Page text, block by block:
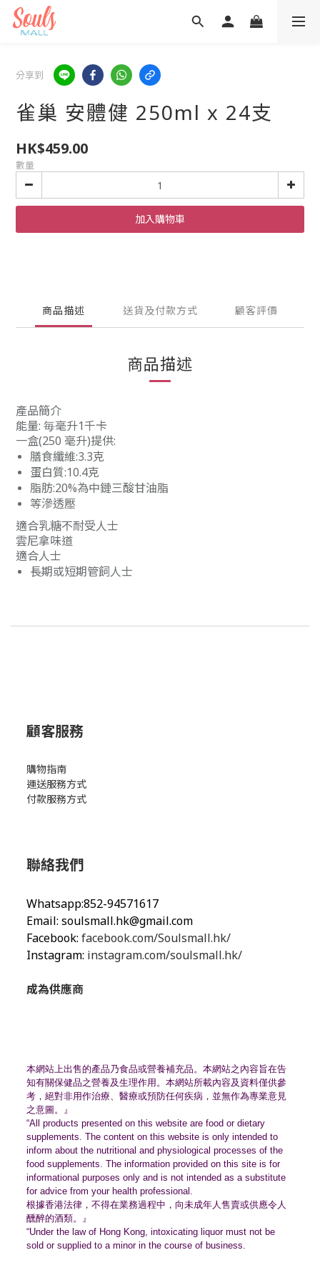
分享到
雀巢 安體健 250ml x 24支
HK$459.00
數量
加入購物車
商品描述 送貨及付款方式 顧客評價
商品描述
產品簡介
能量: 毎毫升1千卡
一盒(250 毫升)提供:
膳食纖維:3.3克
蛋白質:10.4克
脂肪:20%為中鏈三酸甘油脂
等滲透壓
適合乳糖不耐受人士
雲尼拿味道
適合人士
長期或短期管飼人士
顧客服務
購物指南
運送服務方式
付款服務方式
聯絡我們
Whatsapp:852-94571617
Email: soulsmall.hk@gmail.com
Facebook: facebook.com/Soulsmall.hk/
Instagram: instagram.com/soulsmall.hk/
成為供應商
本網站上出售的產品乃食品或營養補充品。 本網站之內容旨在告
知有關保健品之營養及生理作用。 本網站所載內容及資料僅供參
考，絕對非用作治療、 醫療或預防任何疾病，並無作為專業意見
之意圖。』
“All products presented on this website are food or dietary
supplements. The content on this website is only intended to
inform about the nutritional and physiological processes of the
food supplements. The information provided on this site is for
informational purposes only and is not intended as a substitute
for advice from your health professional.
根據香港法律，不得在業務過程中， 向未成年人售賣或供應令人
醺醉的酒類。』
“Under the law of Hong Kong, intoxicating liquor must not be
sold or supplied to a minor in the course of business.